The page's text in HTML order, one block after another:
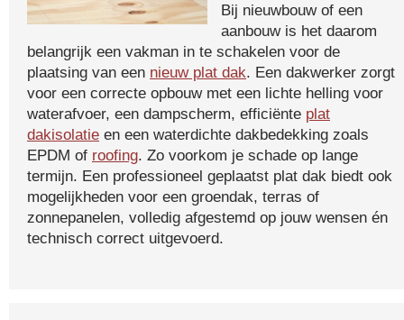
Bij nieuwbouw of een
aanbouw is het daarom
belangrijk een vakman in te schakelen voor de
plaatsing van een nieuw plat dak. Een dakwerker zorgt
voor een correcte opbouw met een lichte helling voor
waterafvoer, een dampscherm, efficiënte plat
dakisolatie en een waterdichte dakbedekking zoals
EPDM of roofing. Zo voorkom je schade op lange
termijn. Een professioneel geplaatst plat dak biedt ook
mogelijkheden voor een groendak, terras of
zonnepanelen, volledig afgestemd op jouw wensen én
technisch correct uitgevoerd.